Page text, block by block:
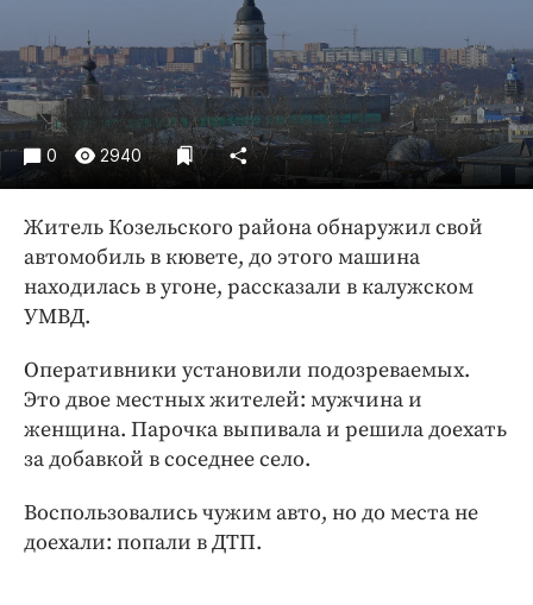
Недвижимость и ЖКХ
Образование
Общество
Погода
Праздники
Спорт
Экономика и бизнес
ПРОЕКТЫ
Блоги
Издания
Медиаперсона
Клиника года
Бренд года
0 2940
Житель Козельского района обнаружил свой
автомобиль в кювете, до этого машина
находилась в угоне, рассказали в калужском
УМВД.
Оперативники установили подозреваемых.
Это двое местных жителей: мужчина и
женщина. Парочка выпивала и решила доехать
за добавкой в соседнее село.
Воспользовались чужим авто, но до места не
доехали: попали в ДТП.